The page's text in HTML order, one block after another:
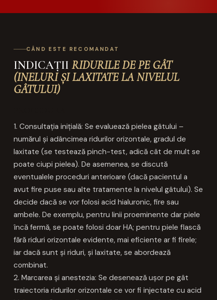
CÂND ESTE RECOMANDAT
INDICAȚII RIDURILE DE PE GÂT
(INELURI ȘI LAXITATE LA NIVELUL
GÂTULUI)
1. Consultația inițială: Se evaluează pielea gâtului –
numărul și adâncimea ridurilor orizontale, gradul de
laxitate (se testează pinch-test, adică cât de mult se
poate ciupi pielea). De asemenea, se discută
eventualele proceduri anterioare (dacă pacientul a
avut fire puse sau alte tratamente la nivelul gâtului). Se
decide dacă se vor folosi acid hialuronic, fire sau
ambele. De exemplu, pentru linii proeminente dar piele
încă fermă, se poate folosi doar HA; pentru piele flască
fără riduri orizontale evidente, mai eficiente ar fi firele;
iar dacă sunt și riduri, și laxitate, se abordează
combinat.
2. Marcarea și anestezia: Se desenează ușor pe gât
traiectoria ridurilor orizontale ce vor fi injectate cu acid